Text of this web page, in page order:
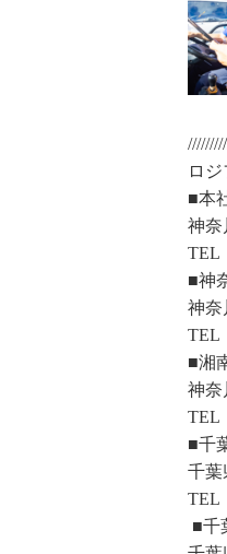
ロ
■本
神奈
TEL
■神
神奈
TEL
■湘
神奈
TEL
■千
千葉
TEL
■千